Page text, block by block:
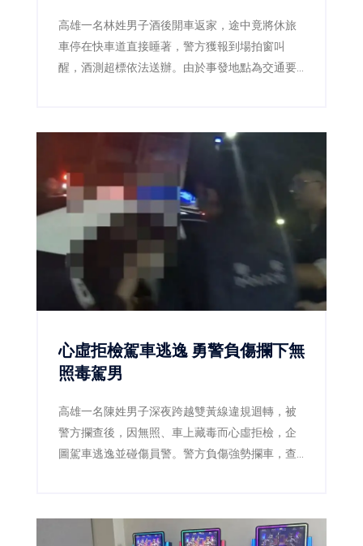
高雄一名林姓男子酒後開車返家，途中竟將休旅
車停在快車道直接睡著，警方獲報到場拍窗叫
醒，酒測超標依法送辦。由於事發地點為交通要
心虛拒檢駕車逃逸 勇警負傷攔下無
照毒駕男
高雄一名陳姓男子深夜跨越雙黃線違規迴轉，被
警方攔查後，因無照、車上藏毒而心虛拒檢，企
圖駕車逃逸並碰傷員警。警方負傷強勢攔車，查